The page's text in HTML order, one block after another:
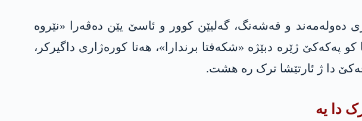
کر بوو، ئەردنیگاریا هەری دەولەمەند و قەشەنگ، گەلیێن کوور و ئاسێ یێن دەڤەرا «نێروە
ژێرە دبێژە «شکەفتا برندارا»، هەتا کورەژاری داگیرکر،
دا ژ ئارتێشا ترک رە هشت.
دا یە